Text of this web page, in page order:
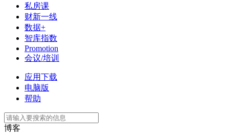
私房课
财新一线
数据+
智库指数
Promotion
会议/培训
应用下载
电脑版
帮助
博客